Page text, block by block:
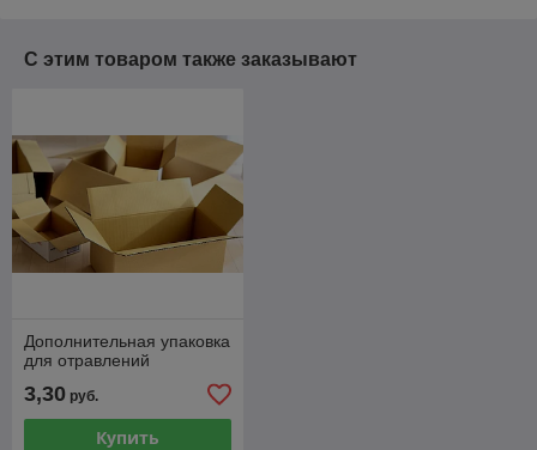
С этим товаром также заказывают
Дополнительная упаковка
для отравлений
3,30 руб.
Купить